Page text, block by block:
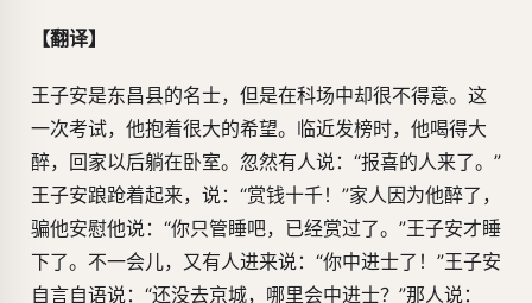
【翻译】
王子安是东昌县的名士，但是在科场中却很不得意。这
一次考试，他抱着很大的希望。临近发榜时，他喝得大
醉，回家以后躺在卧室。忽然有人说：“报喜的人来了。”
王子安踉跄着起来，说：“赏钱十千！”家人因为他醉了，
骗他安慰他说：“你只管睡吧，已经赏过了。”王子安才睡
下了。不一会儿，又有人进来说：“你中进士了！”王子安
自言自语说：“还没去京城，哪里会中进士？”那人说：